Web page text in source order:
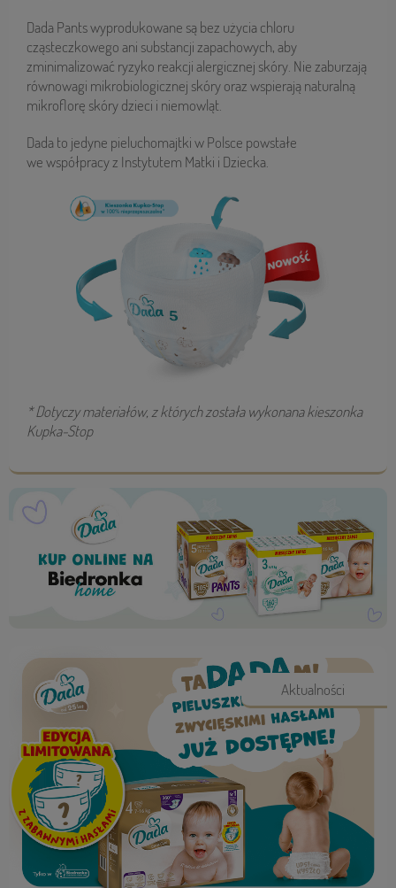
Dada Pants wyprodukowane są bez użycia chloru
cząsteczkowego ani substancji zapachowych, aby
zminimalizować ryzyko reakcji alergicznej skóry. Nie zaburzają
równowagi mikrobiologicznej skóry oraz wspierają naturalną
mikroflorę skóry dzieci i niemowląt.
Dada to jedyne pieluchomajtki w Polsce powstałe
we współpracy z Instytutem Matki i Dziecka.
* Dotyczy materiałów, z których została wykonana kieszonka
Kupka-Stop
Aktualności